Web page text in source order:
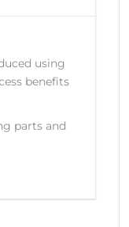
using
benefits
parts and